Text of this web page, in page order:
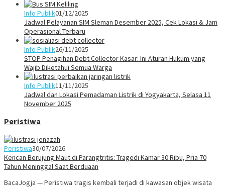
Info Publik01/12/2025
Jadwal Pelayanan SIM Sleman Desember 2025, Cek Lokasi & Jam
Operasional Terbaru
Info Publik26/11/2025
STOP Penagihan Debt Collector Kasar: Ini Aturan Hukum yang
Wajib Diketahui Semua Warga
Info Publik11/11/2025
Jadwal dan Lokasi Pemadaman Listrik di Yogyakarta, Selasa 11
November 2025
Peristiwa
Peristiwa30/07/2026
Kencan Berujung Maut di Parangtritis: Tragedi Kamar 30 Ribu, Pria 70
Tahun Meninggal Saat Berduaan
BacaJogja — Peristiwa tragis kembali terjadi di kawasan objek wisata